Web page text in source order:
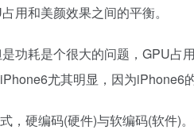
用和美颜效果之间的平衡。
功耗是个很大的问题，GPU
尤其明显，因为iPhone6
，硬编码(硬件)与软编码(软件)